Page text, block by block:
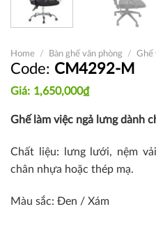
Home / Bàn ghế văn phòng / Ghế
CM4292-M
1,650,000₫
Ghế làm việc ngả lưng dành
Chất liệu: lưng lưới, nệm
chân nhựa hoặc thép mạ.
Màu sắc: Đen / Xám